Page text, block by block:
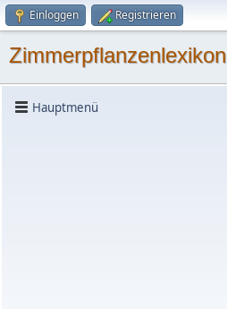
Einloggen Registrieren
Zimmerpflanzenlexikon
Hauptmenü